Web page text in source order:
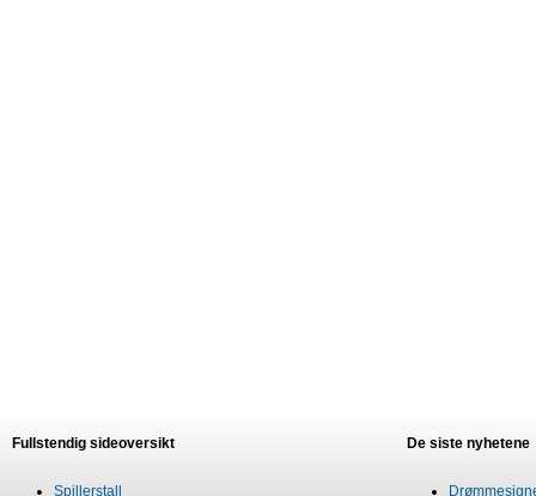
Fullstendig sideoversikt
Spillerstall
De siste nyhetene